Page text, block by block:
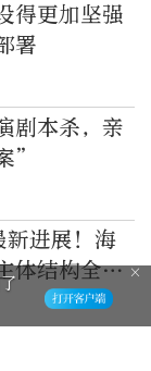
得更加坚强
署
剧本杀，亲
”
进展！海
体结构全面